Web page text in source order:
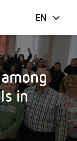
EN
in